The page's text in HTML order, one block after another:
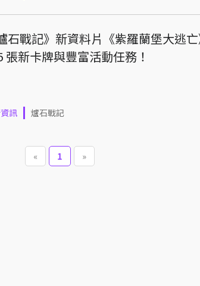
石戰記》新資料片《紫羅蘭堡大逃
張新卡牌與豐富活動任務！
訊 爐石戰記
« 1 »